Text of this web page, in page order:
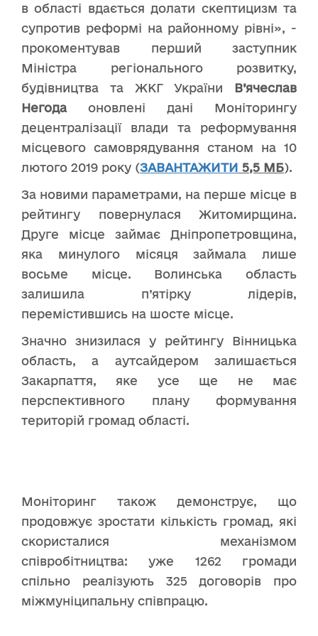
в області вдається долати скептицизм та
супротив реформі на районному рівні», -
прокоментував перший заступник
Міністра регіонального розвитку,
будівництва та ЖКГ України В’ячеслав
Негода оновлені дані Моніторингу
децентралізації влади та реформування
місцевого самоврядування станом на 10
лютого 2019 року (ЗАВАНТАЖИТИ 5,5 МБ).
За новими параметрами, на перше місце в
рейтингу повернулася Житомирщина.
Друге місце займає Дніпропетровщина,
яка минулого місяця займала лише
восьме місце. Волинська область
залишила п’ятірку лідерів,
перемістившись на шосте місце.
Значно знизилася у рейтингу Вінницька
область, а аутсайдером залишається
Закарпаття, яке усе ще не має
перспективного плану формування
територій громад області.
Моніторинг також демонструє, що
продовжує зростати кількість громад, які
скористалися механізмом
співробітництва: уже 1262 громади
спільно реалізують 325 договорів про
міжмуніципальну співпрацю.